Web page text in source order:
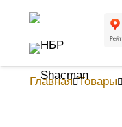
Главная Товары